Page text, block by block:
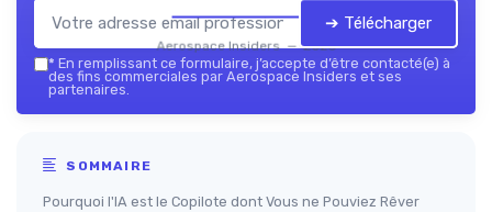
Aerospace Insiders — 2026
➔ Télécharger
* En remplissant ce formulaire, j’accepte d’être contacté(e) à
des fins commerciales par Aerospace Insiders et ses
partenaires.
SOMMAIRE
Pourquoi l'IA est le Copilote dont Vous ne Pouviez Rêver